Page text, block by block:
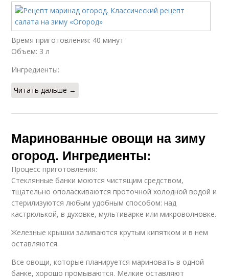
Время приготовления: 40 минут
Объем: 3 л
Ингредиенты:
Читать дальше →
Маринованные овощи на зиму
огород. Ингредиенты:
Процесс приготовления:
Стеклянные банки моются чистящим средством,
тщательно ополаскиваются проточной холодной водой и
стерилизуются любым удобным способом: над
кастрюлькой, в духовке, мультиварке или микроволновке.
Железные крышки заливаются крутым кипятком и в нем
оставляются.
Все овощи, которые планируется мариновать в одной
банке, хорошо промываются. Мелкие оставляют